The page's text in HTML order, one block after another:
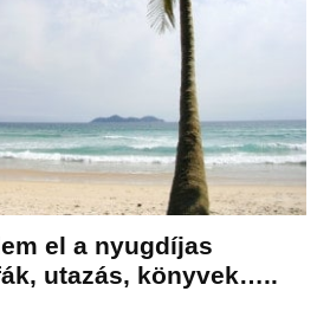
el a nyugdíjas
utazás, könyvek…..